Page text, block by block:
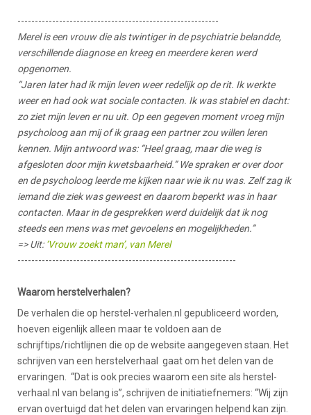
----------------------------------------------------------
Merel is een vrouw die als twintiger in de psychiatrie belandde,
verschillende diagnose en kreeg en meerdere keren werd
opgenomen.
“Jaren later had ik mijn leven weer redelijk op de rit. Ik werkte
weer en had ook wat sociale contacten. Ik was stabiel en dacht:
zo ziet mijn leven er nu uit. Op een gegeven moment vroeg mijn
psycholoog aan mij of ik graag een partner zou willen leren
kennen. Mijn antwoord was: “Heel graag, maar die weg is
afgesloten door mijn kwetsbaarheid.” We spraken er over door
en de psycholoog leerde me kijken naar wie ik nu was. Zelf zag ik
iemand die ziek was geweest en daarom beperkt was in haar
contacten. Maar in de gesprekken werd duidelijk dat ik nog
steeds een mens was met gevoelens en mogelijkheden.”
=> Uit: ‘Vrouw zoekt man’, van Merel
---------------------------------------------------------------
Waarom herstelverhalen?
De verhalen die op herstel-verhalen.nl gepubliceerd worden,
hoeven eigenlijk alleen maar te voldoen aan de
schrijftips/richtlijnen die op de website aangegeven staan. Het
schrijven van een herstelverhaal gaat om het delen van de
ervaringen. “Dat is ook precies waarom een site als herstel-
verhaal.nl van belang is”, schrijven de initiatiefnemers: “Wij zijn
ervan overtuigd dat het delen van ervaringen helpend kan zijn.